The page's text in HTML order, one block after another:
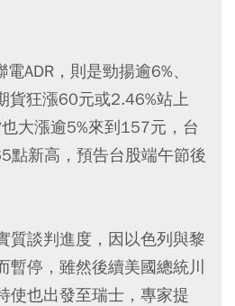
ADR，則是勁揚逾6%、
貨狂漲60元或2.46%站上
大漲逾5%來到157元，台
點新高，預告台股端午節後
質談判進度，因以色列與黎
暫停，雖然後續美國總統川
使也出發至瑞士，專家提